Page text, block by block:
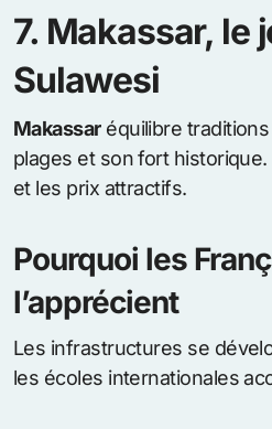
7. Makassar, le
Sulawesi
Makassaréquilibre
plages et son fort
et les prix attractifs.
Pourquoi les
l’apprécient
Les infrastructures se
les écoles internationales